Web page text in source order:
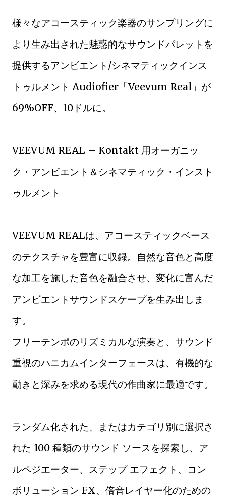
様々なアコースティック楽器のサンプリングに
より生み出された魅惑的なサウンドパレットを
提供するアンビエント/シネマティックインス
トゥルメント Audiofier「Veevum Real」が
69%OFF、10ドルに。
VEEVUM REAL – Kontakt 用オーガニッ
ク・アンビエント＆シネマティック・インスト
ゥルメント
VEEVUM REALは、アコースティックベース
のテクスチャを豊富に収録。自然な音色と高度
な加工を施した音色を融合させ、変化に富んだ
アンビエントサウンドスケープを生み出しま
す。
フリーテンポのリズミカルな演奏と、サウンド
重視のハニカムインターフェースは、有機的な
動きと深みを求める現代の作曲家に最適です。
ランダム化された、またはカテゴリ別に選択さ
れた 100 種類のサウンド ソースを探索し、ア
ルペジエーター、ステップ エフェクト、コン
ボリューション FX、倍音レイヤー化のための